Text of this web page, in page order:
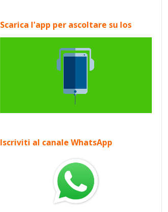
Scarica l'app per ascoltare su Ios
Iscriviti al canale WhatsApp